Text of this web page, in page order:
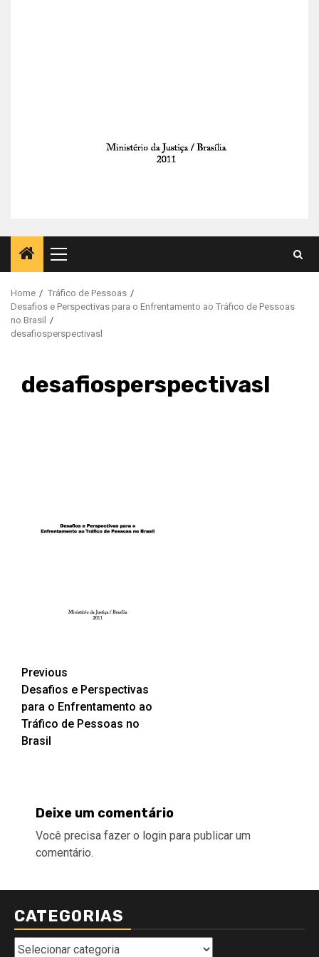
Primary
Menu
Home
Tráfico de Pessoas
Desafios e Perspectivas para o Enfrentamento ao Tráfico de Pessoas
no Brasil
desafiosperspectivasl
desafiosperspectivasl
Post
navigation
Previous
Desafios e Perspectivas
para o Enfrentamento ao
Tráfico de Pessoas no
Brasil
Deixe um comentário
Você precisa fazer o login para publicar um
comentário.
CATEGORIAS
Categorias